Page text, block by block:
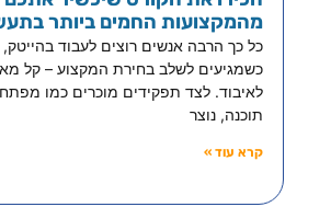
מהמקצועות החמים ביותר
כל כך הרבה אנשים רוצים לעבוד
כשמגיעים לשלב בחירת המקצוע – קל
לאיבוד. לצד תפקידים מוכרים כמו
תוכנה, נוצר
קרא עוד »